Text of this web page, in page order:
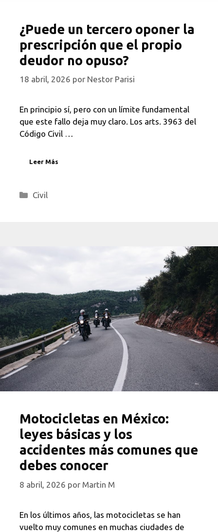
¿Puede un tercero oponer la
prescripción que el propio
deudor no opuso?
18 abril, 2026 por Nestor Parisi
En principio sí, pero con un límite fundamental
que este fallo deja muy claro. Los arts. 3963 del
Código Civil …
Leer Más
Categorías
Civil
Motocicletas en México:
leyes básicas y los
accidentes más comunes que
debes conocer
8 abril, 2026 por Martin M
En los últimos años, las motocicletas se han
vuelto muy comunes en muchas ciudades de